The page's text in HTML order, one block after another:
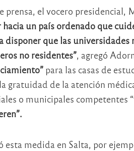
prensa, el vocero
hacia un país ordenado que
a disponer que las
no residentes”, agregó
para las casas de
gratuidad de la atención
o municipales competentes “
esta medida en Salta, por